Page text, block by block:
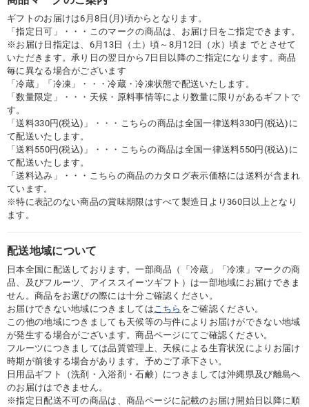
ギフトのお届けは6月8日(月)頃からとなります。
「指定日可」・・・このマークの商品は、お届け日をご指定できます。
※お届け日指定は、6月13日（土）頃～8月12日（水）頃ま でとさせて
いただきます。承り日の翌日から7日目以降のご指定になります。商品
毎に異なる場合がございます
「冷蔵」「冷凍」・・・冷蔵・冷凍状態で配送いたします。
「数量限定」・・・天候・原料事情等により数量に限りがあるギフトで
す。
「送料330円(税込)」・・・こちらの商品は全国一律送料330円(税込)に
て配送いたします。
「送料550円(税込)」・・・こちらの商品は全国一律送料550円(税込)に
て配送いたします。
「送料込み」・・・こちらの商品のカタログ表示価格には送料が含まれ
ています。
※特に表記のない商品の賞味期限はすべて製造日より360日以上となり
ます。
配送地域について
日本全国に配送しております。一部商品（「冷蔵」「冷凍」マークの商
品、及びフルーツ、アイススイーツギフト）は一部地域にお届けできま
せん。商品をお選びの際には十分ご確認ください。
お届けできない地域につきましては こちら をご確認ください。
この他の地域につきましても天候等の与件によりお届けができない地域
が発生する場合がございます。商品ページにてご確認ください。
フルーツにつきましては品質管理上、天候による生育状況によりお届け
時期が前後する場合があります。予めご了承下さい。
日用品ギフト（洗剤・入浴剤・石鹸）につきましては沖縄県及び離島へ
のお届けはできません。
※指定日配送不可の商品は、商品ページに記載のお届け開始日以降に順